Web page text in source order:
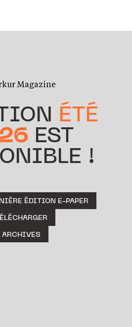
Magazine
ÉTÉ
EST
!
ÉDITION E-PAPER
ARCHIVES